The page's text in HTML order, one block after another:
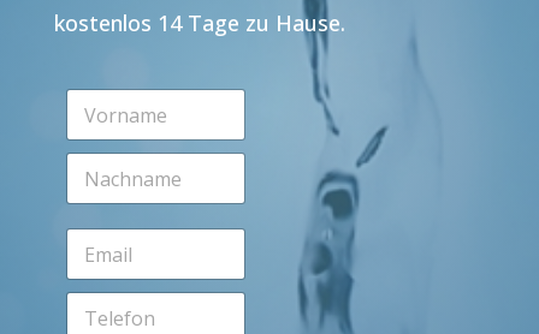
kostenlos 14 Tage zu Hause.
V
r
m
e
N
c
h
a
m
E
a
T